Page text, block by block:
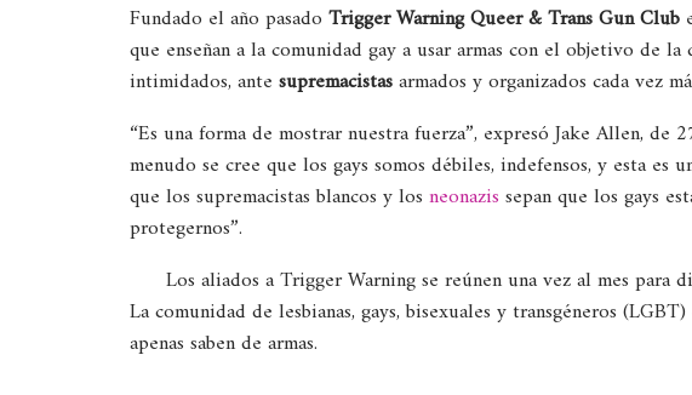
Fundado el año pasado Trigger Warning Queer & Trans Gun Club
que enseñan a la comunidad gay a usar armas con el objetivo de
intimidados, ante supremacistasarmados y organizados cada vez
“Es una forma de mostrar nuestra fuerza”, expresó Jake Allen,
menudo se cree que los gays somos débiles, indefensos, y esta es
que los supremacistas blancos y los neonazis sepan que los gays
protegernos”.
Los aliados a Trigger Warning se reúnen una vez al mes para
La comunidad de lesbianas, gays, bisexuales y transgéneros
apenas saben de armas.